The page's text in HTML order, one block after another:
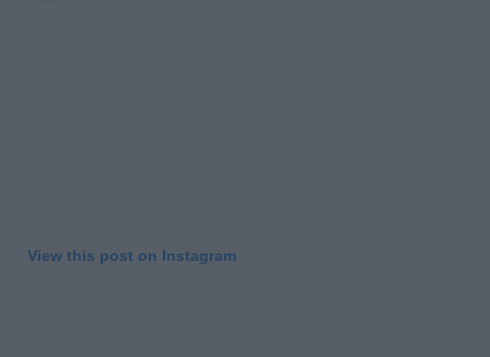
View this post on Instagram